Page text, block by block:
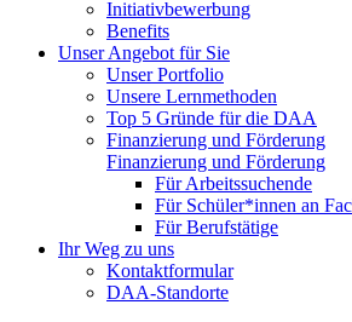
Initiativbewerbung
Benefits
Unser Angebot für Sie
Unser Portfolio
Unsere Lernmethoden
Top 5 Gründe für die DAA
Finanzierung und Förderung
Finanzierung und Förderung
Für Arbeitssuchende
Für Schüler*innen an
Für Berufstätige
Ihr Weg zu uns
Kontaktformular
DAA-Standorte